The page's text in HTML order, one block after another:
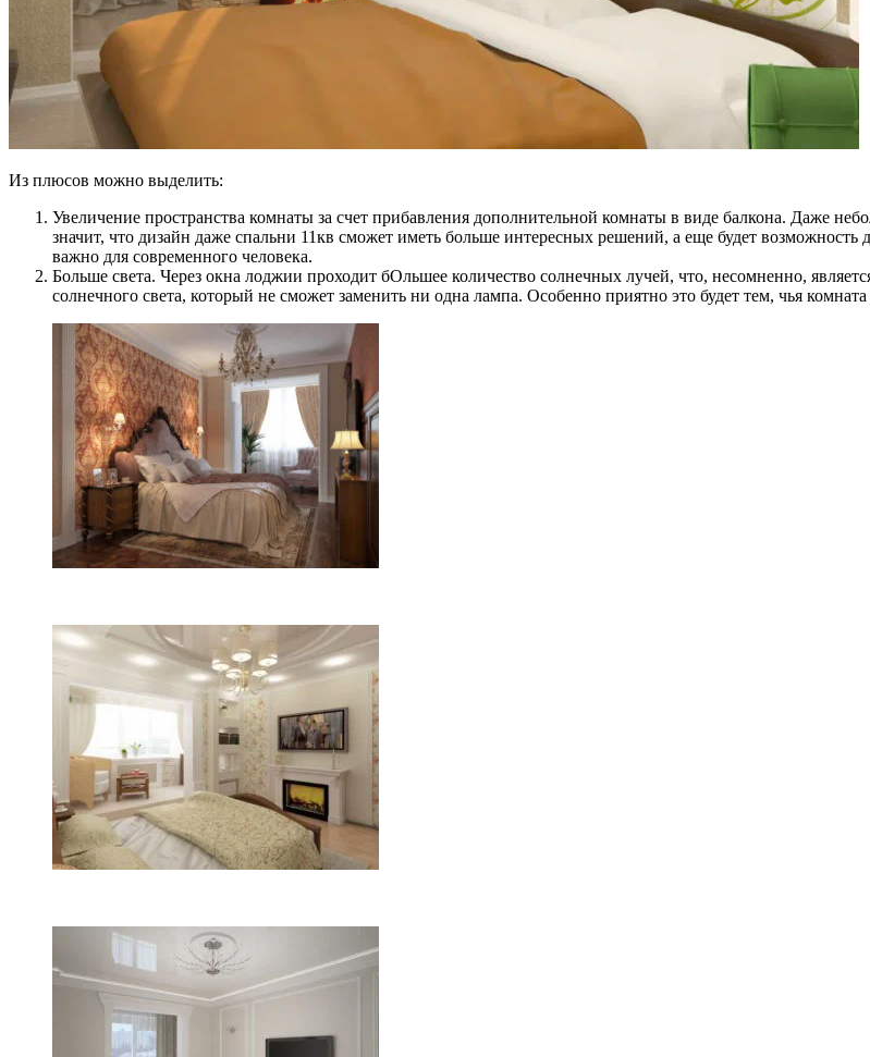
Из плюсов можно выделить:
Увеличение пространства комнаты за счет прибавления дополнительной комнаты в виде балкона. Даже
значит, что дизайн даже спальни 11кв сможет иметь больше интересных решений, а еще будет
важно для современного человека.
Больше света. Через окна лоджии проходит бОльшее количество солнечных лучей, что, несомненно,
солнечного света, который не сможет заменить ни одна лампа. Особенно приятно это будет тем, чья